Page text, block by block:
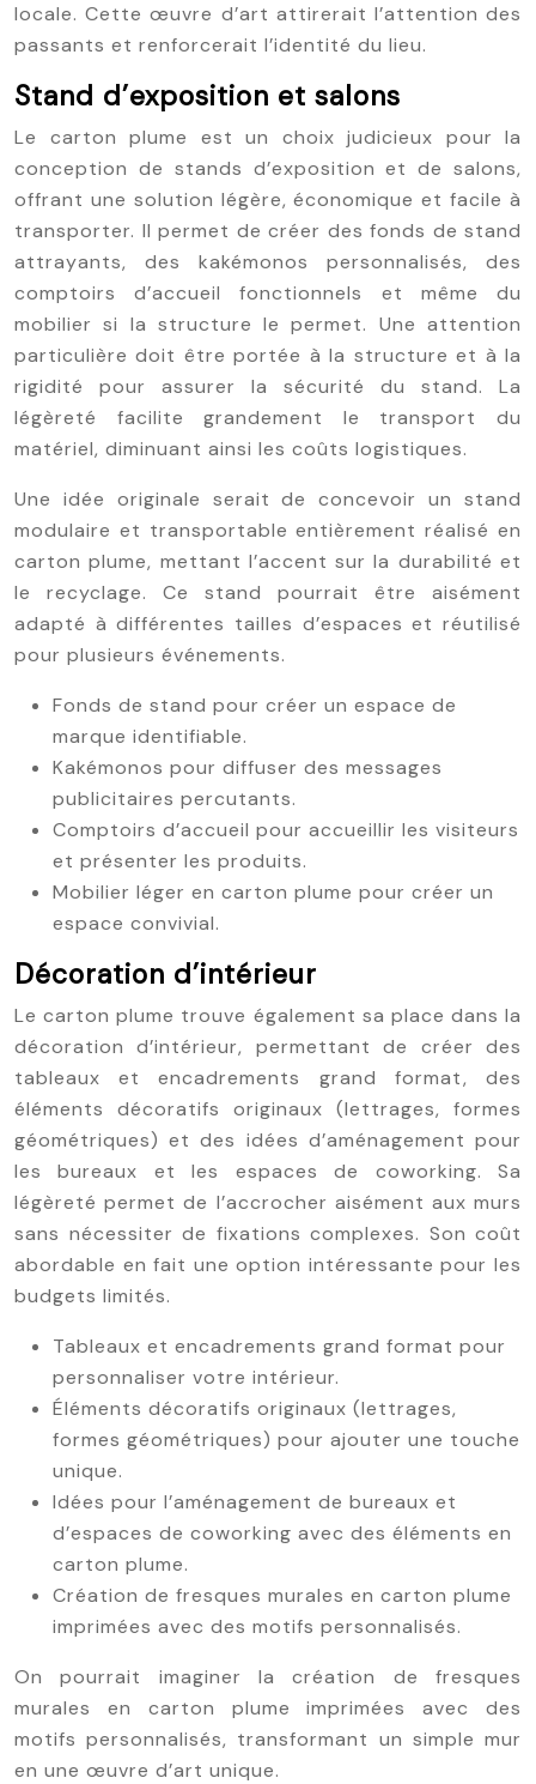
locale. Cette œuvre d’art attirerait l’attention des
passants et renforcerait l’identité du lieu.
Stand d’exposition et salons
Le carton plume est un choix judicieux pour la
conception de stands d’exposition et de salons,
offrant une solution légère, économique et facile à
transporter. Il permet de créer des fonds de stand
attrayants, des kakémonos personnalisés, des
comptoirs d’accueil fonctionnels et même du
mobilier si la structure le permet. Une attention
particulière doit être portée à la structure et à la
rigidité pour assurer la sécurité du stand. La
légèreté facilite grandement le transport du
matériel, diminuant ainsi les coûts logistiques.
Une idée originale serait de concevoir un stand
modulaire et transportable entièrement réalisé en
carton plume, mettant l’accent sur la durabilité et
le recyclage. Ce stand pourrait être aisément
adapté à différentes tailles d’espaces et réutilisé
pour plusieurs événements.
Fonds de stand pour créer un espace de
marque identifiable.
Kakémonos pour diffuser des messages
publicitaires percutants.
Comptoirs d’accueil pour accueillir les visiteurs
et présenter les produits.
Mobilier léger en carton plume pour créer un
espace convivial.
Décoration d’intérieur
Le carton plume trouve également sa place dans la
décoration d’intérieur, permettant de créer des
tableaux et encadrements grand format, des
éléments décoratifs originaux (lettrages, formes
géométriques) et des idées d’aménagement pour
les bureaux et les espaces de coworking. Sa
légèreté permet de l’accrocher aisément aux murs
sans nécessiter de fixations complexes. Son coût
abordable en fait une option intéressante pour les
budgets limités.
Tableaux et encadrements grand format pour
personnaliser votre intérieur.
Éléments décoratifs originaux (lettrages,
formes géométriques) pour ajouter une touche
unique.
Idées pour l’aménagement de bureaux et
d’espaces de coworking avec des éléments en
carton plume.
Création de fresques murales en carton plume
imprimées avec des motifs personnalisés.
On pourrait imaginer la création de fresques
murales en carton plume imprimées avec des
motifs personnalisés, transformant un simple mur
en une œuvre d’art unique.